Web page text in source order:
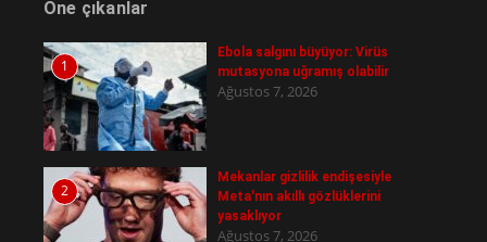
Öne çıkanlar
1
Ebola salgını büyüyor: Virüs
mutasyona uğramış olabilir
Ağustos 7, 2026
2
Mekanlar gizlilik endişesiyle
Meta'nın akıllı gözlüklerini
yasaklıyor
Ağustos 7, 2026